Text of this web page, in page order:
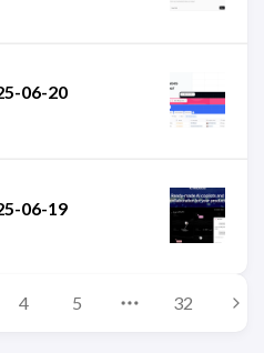
06-20
06-19
4 5 32